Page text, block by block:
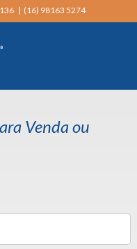
| (16) 98163 5274
Venda ou